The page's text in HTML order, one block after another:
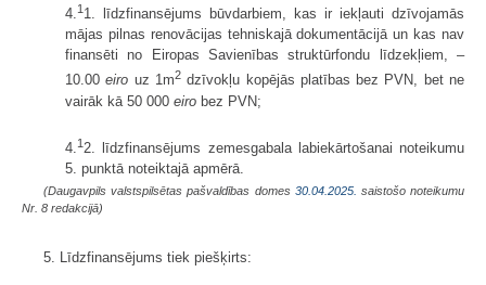
4.1 1. līdzfinansējums būvdarbiem, kas ir iekļauti dzīvojamās
mājas pilnas renovācijas tehniskajā dokumentācijā un kas nav
finansēti no Eiropas Savienības struktūrfondu līdzekļiem, –
10.00eiro uz 1m2dzīvokļu kopējās platības bez PVN, bet ne
vairāk kā 50 000 eiro bez PVN;
4. 1 2. līdzfinansējums zemesgabala labiekārtošanai noteikumu
5. punktā noteiktajā apmērā.
(Daugavpils valstspilsētas pašvaldības domes 30.04.2025. saistošo noteikumu
Nr. 8 redakcijā)
5. Līdzfinansējums tiek piešķirts: